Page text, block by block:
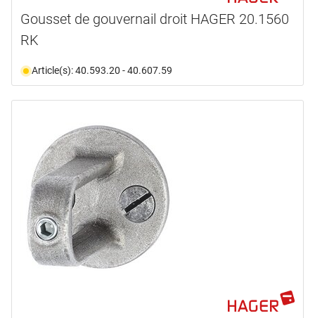
Gousset de gouvernail droit HAGER 20.1560
RK
Article(s): 40.593.20 - 40.607.59